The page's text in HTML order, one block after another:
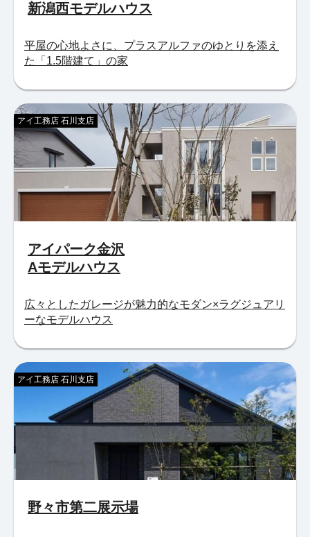
新潟西モデルハウス
平屋の心地よさに、プラスアルファのゆとりを添え
た「1.5階建て」の家
アイパーク金沢
Aモデルハウス
アイ工務店 石川支店
広々としたガレージが魅力的なモダン×ラグジュアリ
ーなモデルハウス
野々市第二展示場
アイ工務店 石川支店